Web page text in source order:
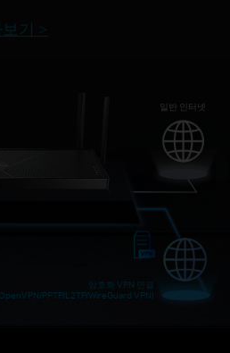
기 >
일반 인터넷
암호화 VPN 연결
PPTP/L2TP/WireGuard VPN)